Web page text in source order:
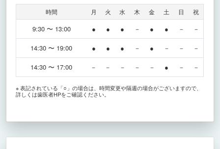
時間 月 火 水 木 金 土 日 祝
9:30 〜 13:00 ● ● ● － ● ● － －
14:30 〜 19:00 ● ● ● － ● － － －
14:30 〜 17:00 － － － － － ● － －
※ 表記されている「○」の場合は、時間変更や隔週の場合がございますので、
詳しくは歯医者HPをご確認ください。